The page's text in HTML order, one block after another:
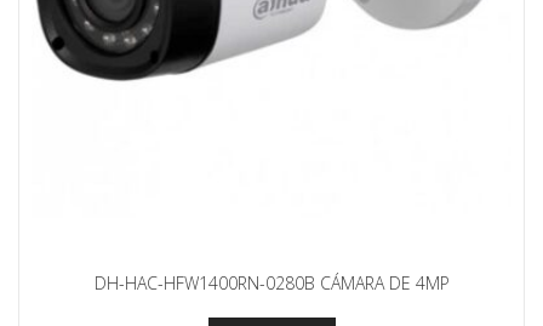
DH-HAC-HFW1400RN-0280B CÁMARA DE 4MP